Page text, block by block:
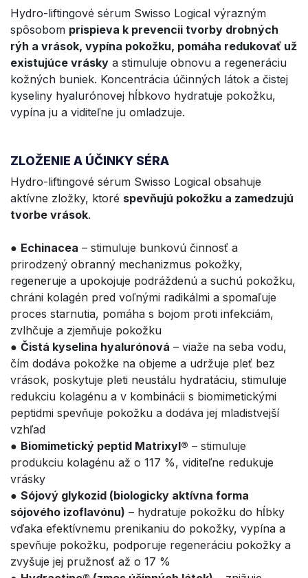
Hydro-liftingové sérum Swisso Logical výrazným
spôsobom prispieva k prevencii tvorby drobných
rýh a vrások, vypína pokožku, pomáha redukovať už
existujúce vrásky a stimuluje obnovu a regeneráciu
kožných buniek. Koncentrácia účinných látok a čistej
kyseliny hyalurónovej hĺbkovo hydratuje pokožku,
vypína ju a viditeľne ju omladzuje.
ZLOŽENIE A ÚČINKY SÉRA
Hydro-liftingové sérum Swisso Logical obsahuje
aktívne zložky, ktoré spevňujú pokožku a zamedzujú
tvorbe vrások.
● Echinacea – stimuluje bunkovú činnosť a
prirodzený obranný mechanizmus pokožky,
regeneruje a upokojuje podráždenú a suchú pokožku,
chráni kolagén pred voľnými radikálmi a spomaľuje
proces starnutia, pomáha s bojom proti infekciám,
zvlhčuje a zjemňuje pokožku
● Čistá kyselina hyalurónová – viaže na seba vodu,
čím dodáva pokožke na objeme a udržuje pleť bez
vrások, poskytuje pleti neustálu hydratáciu, stimuluje
redukciu kolagénu a v kombinácii s biomimetickými
peptidmi spevňuje pokožku a dodáva jej mladistvejší
vzhľad
● Biomimetický peptid Matrixyl® – stimuluje
produkciu kolagénu až o 117 %, viditeľne redukuje
vrásky
● Sójový glykozid (biologicky aktívna forma
sójového izoflavónu) – hydratuje pokožku do hĺbky
vďaka efektívnemu prenikaniu do pokožky, vypína a
spevňuje pokožku, podporuje regeneráciu pokožky a
zvyšuje jej pružnosť až o 17 %